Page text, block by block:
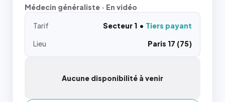
Médecin généraliste · En vidéo
Tarif Secteur 1
Tiers payant
Lieu
Paris 17 (75)
Aucune disponibilité à venir